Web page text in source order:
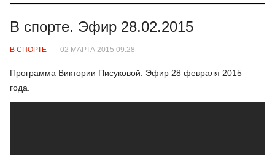
В спорте. Эфир 28.02.2015
В СПОРТЕ 02 МАРТА 2015 09:28
Программа Виктории Писуковой. Эфир 28 февраля 2015
года.